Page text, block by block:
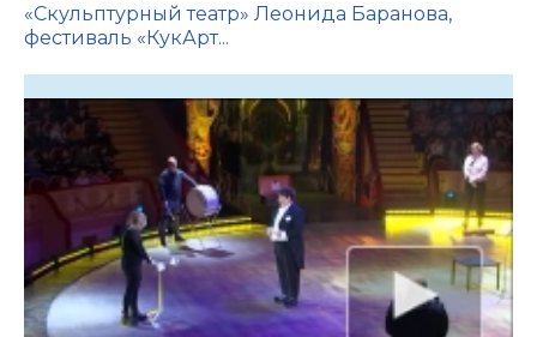
«Скульптурный театр» Леонида Баранова,
фестиваль «КукАрт...